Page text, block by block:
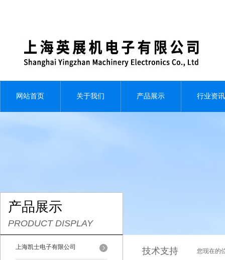
网站首页 关于我们 产品展示 行业资讯
产品展示
PRODUCT DISPLAY
上海凯士电子有限公司 技术支持 您现在的